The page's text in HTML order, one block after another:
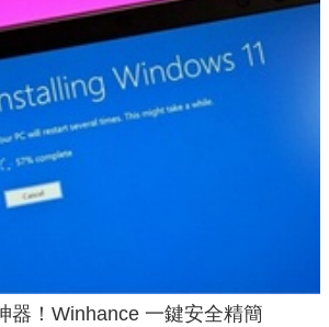
器！Winhance 一鍵安全精簡